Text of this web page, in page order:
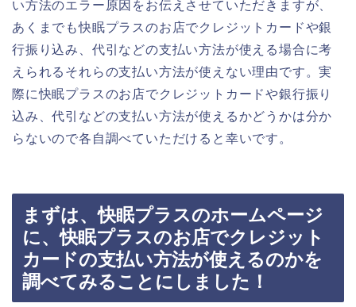
い方法のエラー原因をお伝えさせていただきますが、
あくまでも快眠プラスのお店でクレジットカードや銀
行振り込み、代引などの支払い方法が使える場合に考
えられるそれらの支払い方法が使えない理由です。実
際に快眠プラスのお店でクレジットカードや銀行振り
込み、代引などの支払い方法が使えるかどうかは分か
らないので各自調べていただけると幸いです。
まずは、快眠プラスのホームページ
に、快眠プラスのお店でクレジット
カードの支払い方法が使えるのかを
調べてみることにしました！